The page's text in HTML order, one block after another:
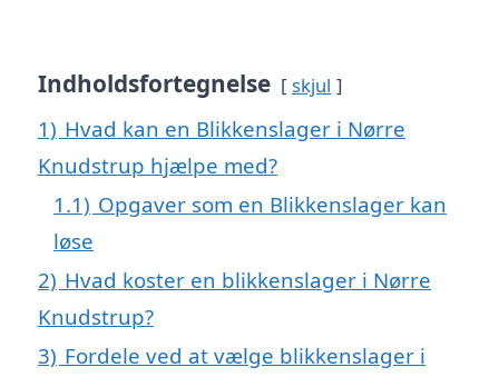
Indholdsfortegnelse skjul
1) Hvad kan en Blikkenslager i Nørre
Knudstrup hjælpe med?
1.1) Opgaver som en Blikkenslager kan
løse
2) Hvad koster en blikkenslager i Nørre
Knudstrup?
3) Fordele ved at vælge blikkenslager i